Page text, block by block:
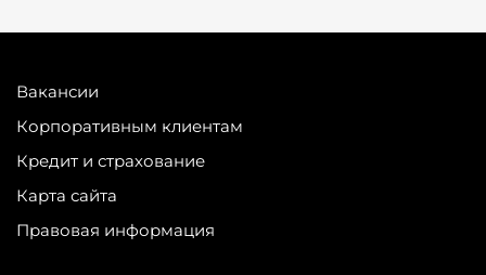
Вакансии
Корпоративным клиентам
Кредит и страхование
Карта сайта
Правовая информация